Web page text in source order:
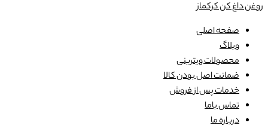
روغن داغ کن کرکماز
صفحه اصلی
وبلاگ
محصولات ویترینی
ضمانت اصل بودن کالا
خدمات پس از فروش
تماس باما
درباره ما